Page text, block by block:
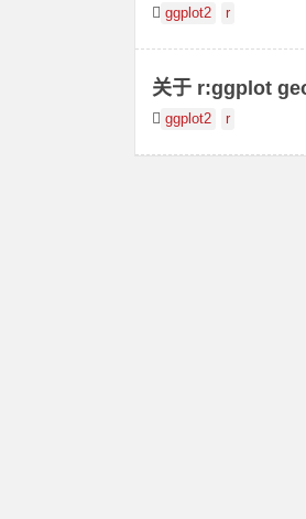
ggplot2 r
关于 r:ggplot
ggplot2 r